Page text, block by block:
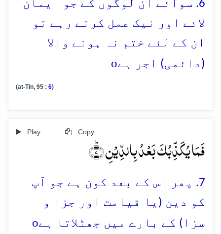
6. سوائے ان لوگوں کے جو ایمان
لائے اور نیک عمل کرتے رہے تو
ان کے لئے ختم نہ ہونے والا
(دائمی) اجر ہےo
(at-Tin, 95 : 6)
Play Copy
فَمَا یُکَذِّبُکَ بَعۡدُ بِالدِّیۡنِ ؕ﴿۷﴾
7. پھر اس کے بعد کون ہے جو آپ
کو دین (یا قیامت اور جزا و
سزا) کے بارے میں جھٹلاتا ہےo